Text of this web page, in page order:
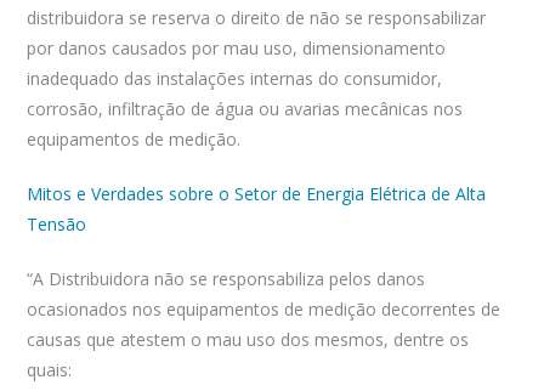
distribuidora se reserva o direito de não se responsabilizar
por danos causados por mau uso, dimensionamento
inadequado das instalações internas do consumidor,
corrosão, infiltração de água ou avarias mecânicas nos
equipamentos de medição.
Mitos e Verdades sobre o Setor de Energia Elétrica de Alta
Tensão
“A Distribuidora não se responsabiliza pelos danos
ocasionados nos equipamentos de medição decorrentes de
causas que atestem o mau uso dos mesmos, dentre os
quais: